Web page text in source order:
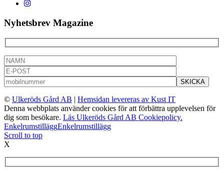
Nyhetsbrev Magazine
© Ulkeröds Gård AB | Hemsidan levereras av Kust IT
Denna webbplats använder cookies för att förbättra upplevelsen för
dig som besökare. Läs Ulkeröds Gård AB Cookiepolicy.
EnkelrumstilläggEnkelrumstillägg
Scroll to top
X